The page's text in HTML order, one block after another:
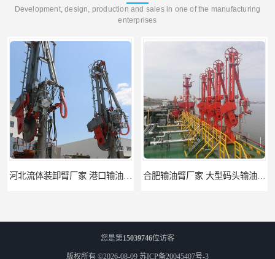
Development, design, production and sales in one of the manufacturing
enterprises
您是第15039746位访客
版权所有 ©2026-08-09 苏ICP备20045407号-3